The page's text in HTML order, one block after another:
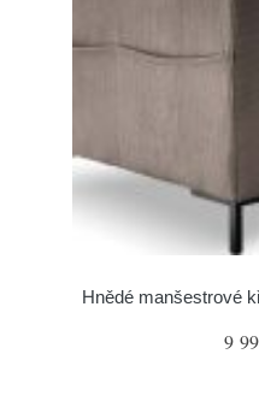
Hnědé manšestrové
9